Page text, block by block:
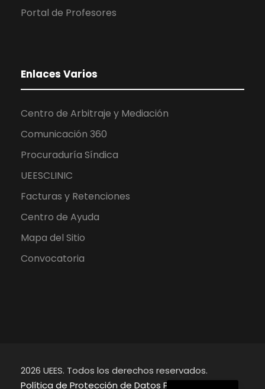
Portal de Profesores
Enlaces Varios
Centro de Arbitraje y Mediación
Comunicación 360
Procuraduría Síndica
UEESCLINIC
Facturas y Retenciones
Centro de Ayuda
Mapa del Sitio
Convocatoria
2026 UEES. Todos los derechos reservados.
Política de Protección de Datos Personales
English